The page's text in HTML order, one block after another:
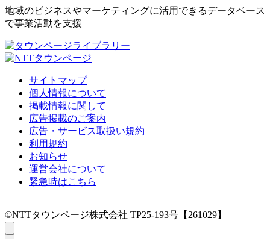
地域のビジネスやマーケティングに活用できるデータベース
で事業活動を支援
サイトマップ
個人情報について
掲載情報に関して
広告掲載のご案内
広告・サービス取扱い規約
利用規約
お知らせ
運営会社について
緊急時はこちら
©NTTタウンページ株式会社 TP25-193号【261029】